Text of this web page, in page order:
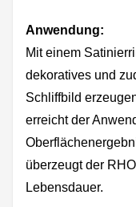
Anwendung:
Mit einem
dekoratives und
Schliffbild
erreicht der
überzeugt der
Lebensdauer.